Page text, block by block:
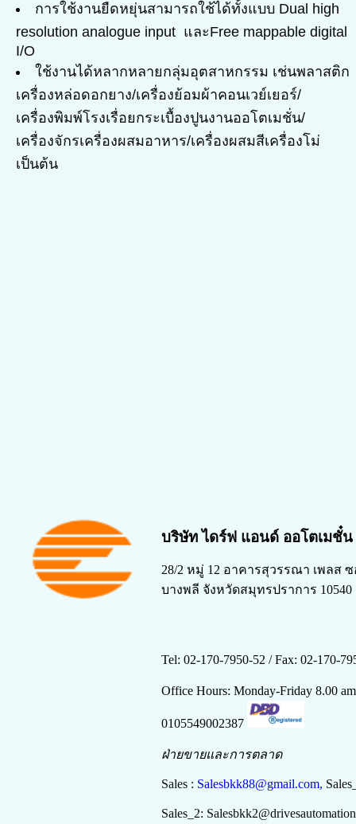
การใช้งานยืดหยุ่นสามารถใช้ได้ทั้งแบบ Dual high
resolution analogue input และFree mappable digital
I/O
ใช้งานได้หลากหลายกลุ่มอุตสาหกรรม เช่นพลาสติก
เครื่องหล่อดอกยาง/เครื่องย้อมผ้าคอนเวย์เยอร์/
เครื่องพิมพ์โรงเรื่อยกระเบื้องปูนงานออโตเมชั่น/
เครื่องจักรเครื่องผสมอาหาร/เครื่องผสมสีเครื่องโม่
เป็นต้น
บริษัท ไดร์ฟ แอนด์ ออโตเมชั๋
28/2 หมู่ 12 อาคารสุวรรณา เพลส
บางพลี จังหวัดสมุทรปราการ 10540
Tel: 02-170-7950-52 /Fax: 02-170-
Office Hours: Monday-Friday 8.00
0105549002387
ฝ่ายขายและการตลาด
Sales : Salesbkk88@gmail.com,
Sales_2: Salesbkk2